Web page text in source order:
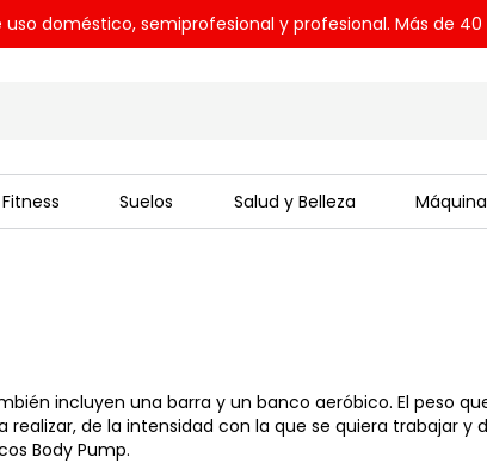
doméstico, semiprofesional y profesional. Más de 40
Suelos Salud y Belleza
incluyen una barra y un banco aeróbico. El peso
de la intensidad con la que se quiera trabajar y
Body Pump.